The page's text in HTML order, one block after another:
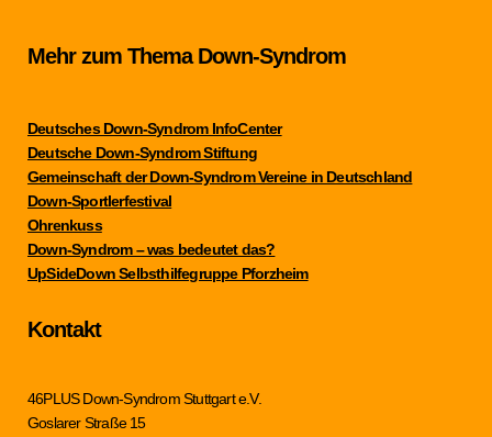
Mehr zum Thema Down-Syndrom
Deutsches Down-Syndrom InfoCenter
Deutsche Down-Syndrom Stiftung
Gemeinschaft der Down-Syndrom Vereine in Deutschland
Down-Sportlerfestival
Ohrenkuss
Down-Syndrom – was bedeutet das?
UpSideDown Selbsthilfegruppe Pforzheim
Kontakt
46PLUS Down-Syndrom Stuttgart e.V.
Goslarer Straße 15